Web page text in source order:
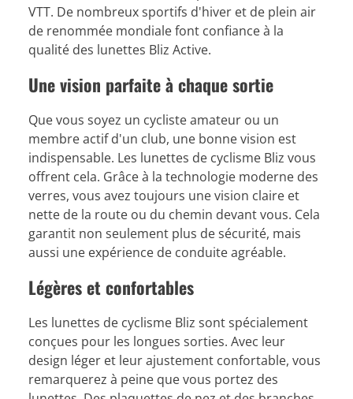
VTT. De nombreux sportifs d'hiver et de plein air
de renommée mondiale font confiance à la
qualité des lunettes Bliz Active.
Une vision parfaite à chaque sortie
Que vous soyez un cycliste amateur ou un
membre actif d'un club, une bonne vision est
indispensable. Les lunettes de cyclisme Bliz vous
offrent cela. Grâce à la technologie moderne des
verres, vous avez toujours une vision claire et
nette de la route ou du chemin devant vous. Cela
garantit non seulement plus de sécurité, mais
aussi une expérience de conduite agréable.
Légères et confortables
Les lunettes de cyclisme Bliz sont spécialement
conçues pour les longues sorties. Avec leur
design léger et leur ajustement confortable, vous
remarquerez à peine que vous portez des